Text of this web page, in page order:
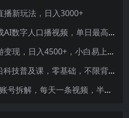
播新玩法，日入3000+
全新玩法，自动生成AI数字人口播视频，单日最高3000+，能快速上手!-暖阳网
抖音企业号传奇手游变现，日入4500+，小白易上手
人人可学的AI与前沿科技普及课，零基础，不限背景通俗易懂，深入浅出-暖阳网
最近爆火的心理学账号拆解，每天一条视频，半个小时解决，轻松日入三百+-暖阳网